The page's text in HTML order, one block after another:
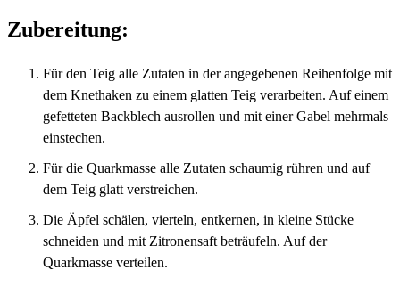
Zubereitung:
Für den Teig alle Zutaten in der angegebenen Reihenfolge mit
dem Knethaken zu einem glatten Teig verarbeiten. Auf einem
gefetteten Backblech ausrollen und mit einer Gabel mehrmals
einstechen.
Für die Quarkmasse alle Zutaten schaumig rühren und auf
dem Teig glatt verstreichen.
Die Äpfel schälen, vierteln, entkernen, in kleine Stücke
schneiden und mit Zitronensaft beträufeln. Auf der
Quarkmasse verteilen.